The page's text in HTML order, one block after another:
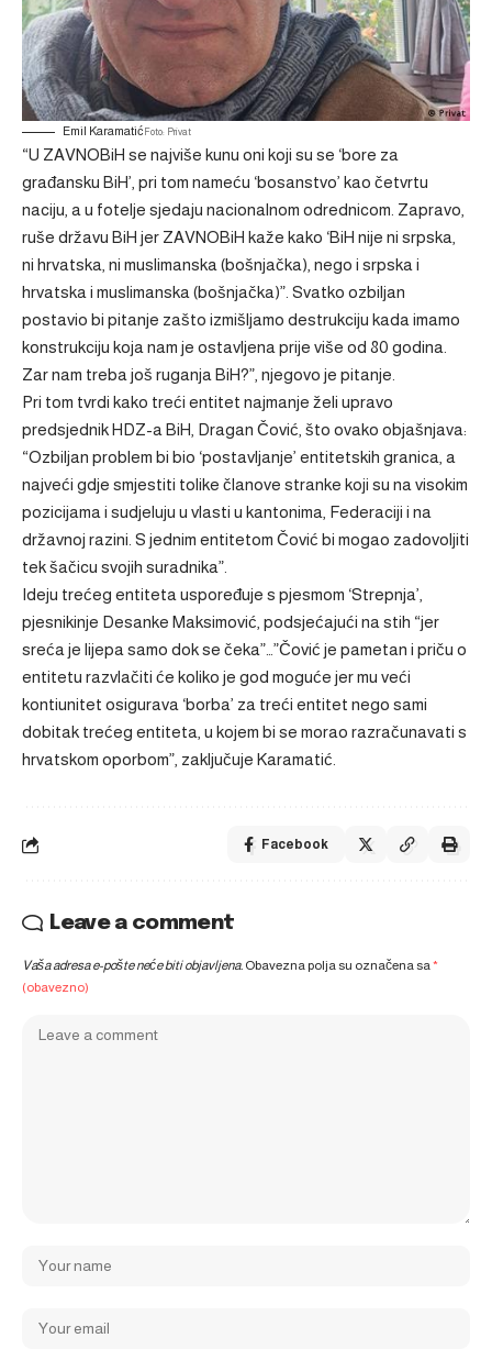
Emil Karamatić Foto: Privat
“U ZAVNOBiH se najviše kunu oni koji su se ‘bore za
građansku BiH’, pri tom nameću ‘bosanstvo’ kao četvrtu
naciju, a u fotelje sjedaju nacionalnom odrednicom. Zapravo,
ruše državu BiH jer ZAVNOBiH kaže kako ‘BiH nije ni srpska,
ni hrvatska, ni muslimanska (bošnjačka), nego i srpska i
hrvatska i muslimanska (bošnjačka)”. Svatko ozbiljan
postavio bi pitanje zašto izmišljamo destrukciju kada imamo
konstrukciju koja nam je ostavljena prije više od 80 godina.
Zar nam treba još ruganja BiH?”, njegovo je pitanje.
Pri tom tvrdi kako treći entitet najmanje želi upravo
predsjednik HDZ-a BiH, Dragan Čović, što ovako objašnjava:
“Ozbiljan problem bi bio ‘postavljanje’ entitetskih granica, a
najveći gdje smjestiti tolike članove stranke koji su na visokim
pozicijama i sudjeluju u vlasti u kantonima, Federaciji i na
državnoj razini. S jednim entitetom Čović bi mogao zadovoljiti
tek šačicu svojih suradnika”.
Ideju trećeg entiteta uspoređuje s pjesmom ‘Strepnja’,
pjesnikinje Desanke Maksimović, podsjećajući na stih “jer
sreća je lijepa samo dok se čeka”…”Čović je pametan i priču o
entitetu razvlačiti će koliko je god moguće jer mu veći
kontiunitet osigurava ‘borba’ za treći entitet nego sami
dobitak trećeg entiteta, u kojem bi se morao razračunavati s
hrvatskom oporbom”, zaključuje Karamatić.
Facebook
Leave a comment
Vaša adresa e-pošte neće biti objavljena. Obavezna polja su označena sa*
(obavezno)